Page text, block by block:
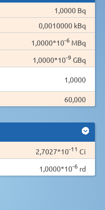
1,0000 Bq
0,0010000 kBq
1,0000*10-6 MBq
1,0000*10-9 GBq
1,0000
60,000
2,7027*10-11 Ci
1,0000*10-6 rd